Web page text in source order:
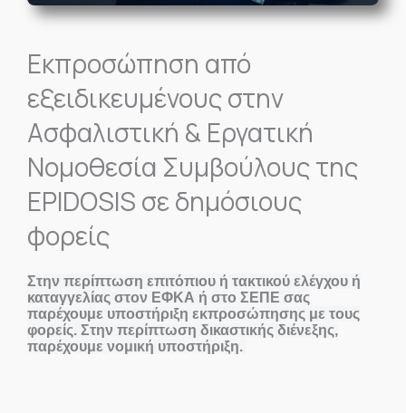
Εκπροσώπηση από
εξειδικευμένους στην
Ασφαλιστική & Εργατική
Νομοθεσία Συμβούλους της
EPIDOSIS σε δημόσιους
φορείς
Στην περίπτωση επιτόπιου ή τακτικού ελέγχου ή
καταγγελίας στον ΕΦΚΑ ή στο ΣΕΠΕ σας
παρέχουμε υποστήριξη εκπροσώπησης με τους
φορείς. Στην περίπτωση δικαστικής διένεξης,
παρέχουμε νομική υποστήριξη.